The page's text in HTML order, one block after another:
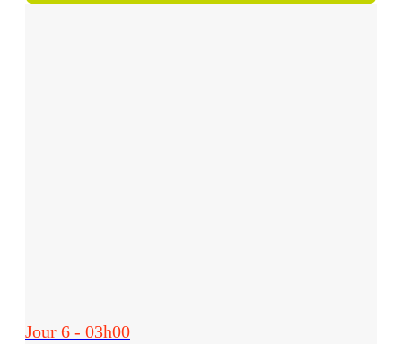
Jour 6 - 03h00